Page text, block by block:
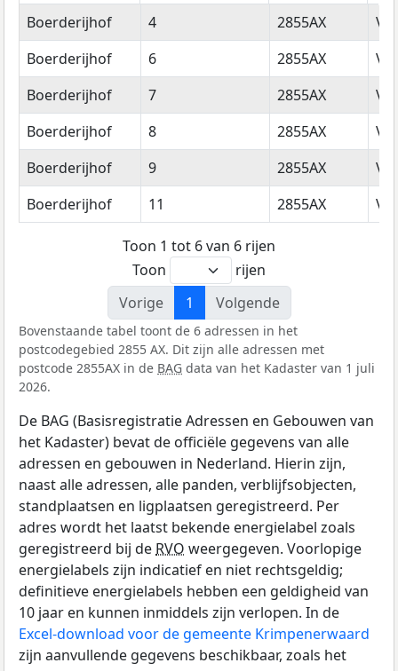
Straatnaam Huisnummer Postcode
Boerderijhof 4 2855AX
Boerderijhof
6 2855AX
Boerderijhof
7 2855AX
Boerderijhof
8 2855AX
Boerderijhof
9 2855AX
Boerderijhof
11 2855AX
Toon 1 tot 6 van 6 rijen
Toon
rijen
Vorige
1 Volgende
Bovenstaande tabel toont de 6 adressen in het
postcodegebied 2855 AX. Dit zijn alle adressen met
postcode 2855AX in de BAG data van het Kadaster van 1 juli
2026.
De BAG (Basisregistratie Adressen en Gebouwen van
het Kadaster) bevat de officiële gegevens van alle
adressen en gebouwen in Nederland. Hierin zijn,
naast alle adressen, alle panden, verblijfsobjecten,
standplaatsen en ligplaatsen geregistreerd. Per
adres wordt het laatst bekende energielabel zoals
geregistreerd bij de RVO weergegeven. Voorlopige
energielabels zijn indicatief en niet rechtsgeldig;
definitieve energielabels hebben een geldigheid van
10 jaar en kunnen inmiddels zijn verlopen. In de
Excel-download voor de gemeente Krimpenerwaard
zijn aanvullende gegevens beschikbaar, zoals het